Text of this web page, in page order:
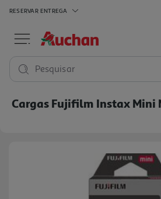
RESERVAR ENTREGA
Pesquisar
Cargas Fujifilm Instax Mini